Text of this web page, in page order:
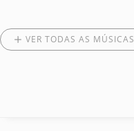
VER TODAS AS MÚSICAS